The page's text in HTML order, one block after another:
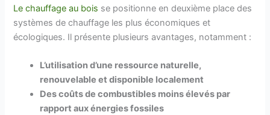
Le chauffage au bois se positionne en deuxième place des
systèmes de chauffage les plus économiques et
écologiques. Il présente plusieurs avantages, notamment :
L’utilisation d’une ressource naturelle,
renouvelable et disponible localement
Des coûts de combustibles moins élevés par
rapport aux énergies fossiles